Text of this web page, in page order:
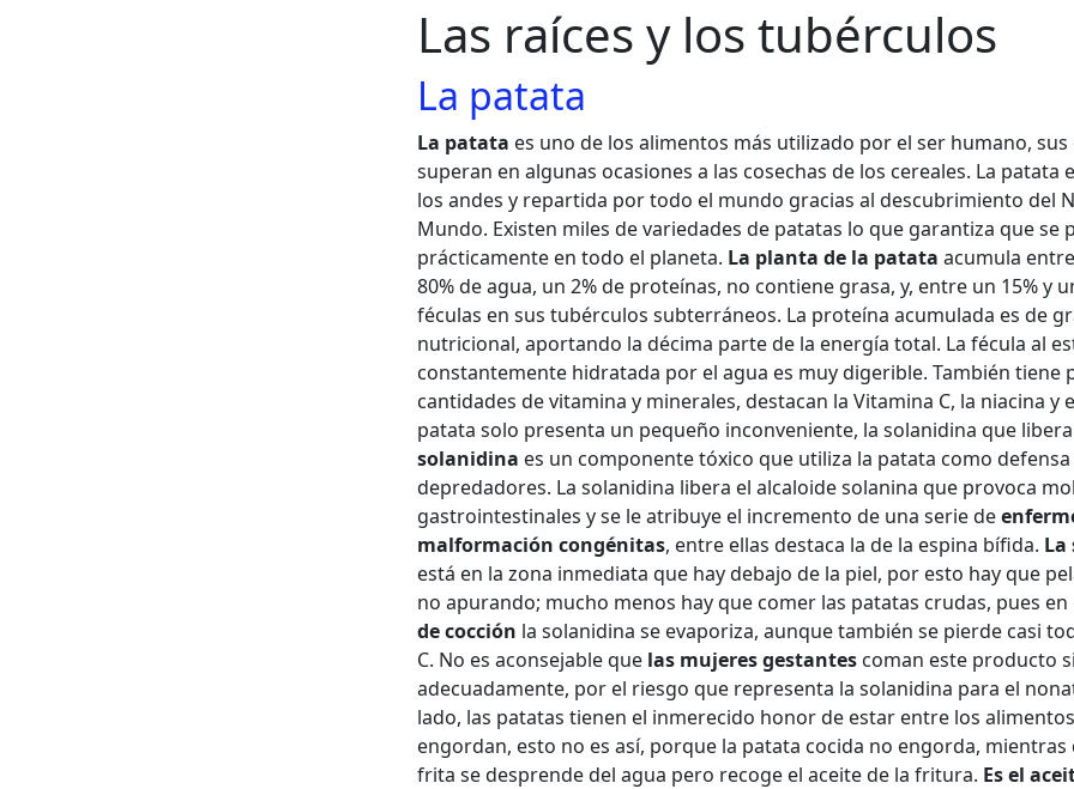
Las raíces y los tubérculos
La patata
La patata es uno de los alimentos más utilizado por el ser humano, sus
superan en algunas ocasiones a las cosechas de los cereales. La patata
los andes y repartida por todo el mundo gracias al descubrimiento del
Mundo. Existen miles de variedades de patatas lo que garantiza que se
prácticamente en todo el planeta. La planta de la patata acumula
80% de agua, un 2% de proteínas, no contiene grasa, y, entre un 15% y
féculas en sus tubérculos subterráneos. La proteína acumulada es de
nutricional, aportando la décima parte de la energía total. La fécula al
constantemente hidratada por el agua es muy digerible. También tiene
cantidades de vitamina y minerales, destacan la Vitamina C, la niacina y
patata solo presenta un pequeño inconveniente, la solanidina que
solanidina es un componente tóxico que utiliza la patata como defensa
depredadores. La solanidina libera el alcaloide solanina que provoca
gastrointestinales y se le atribuye el incremento de una serie de
malformación congénitas, entre ellas destaca la de la espina bífida.
está en la zona inmediata que hay debajo de la piel, por esto hay que
no apurando; mucho menos hay que comer las patatas crudas, pues en
de cocción la solanidina se evaporiza, aunque también se pierde casi
C. No es aconsejable que las mujeres gestantes coman este producto
adecuadamente, por el riesgo que representa la solanidina para el
lado, las patatas tienen el inmerecido honor de estar entre los
engordan, esto no es así, porque la patata cocida no engorda, mientras
frita se desprende del agua pero recoge el aceite de la fritura. Es el